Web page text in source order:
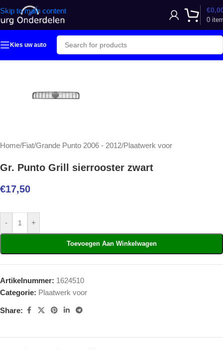
Skip to main content
0
€
Kies uw auto
Home/Fiat/Grande Punto 2006 - 2012/Plaatwerk voor
Gr. Punto Grill sierrooster zwart
€17,50
- +
Toevoegen Aan Winkelwagen
Artikelnummer: 1624510
Categorie: Plaatwerk voor
Share: